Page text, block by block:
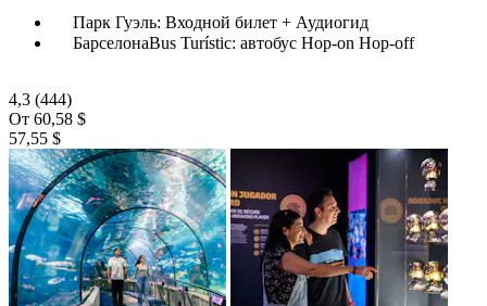
Парк Гуэль: Входной билет + Аудиогид
БарселонаBus Turístic: автобус Hop-on Hop-off
4,3 (444)
От 60,58 $
57,55 $